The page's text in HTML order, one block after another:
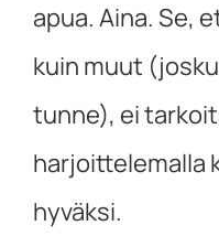
apua. Aina. Se,
kuin muut
tunne), ei
harjoittelemalla
hyväksi.